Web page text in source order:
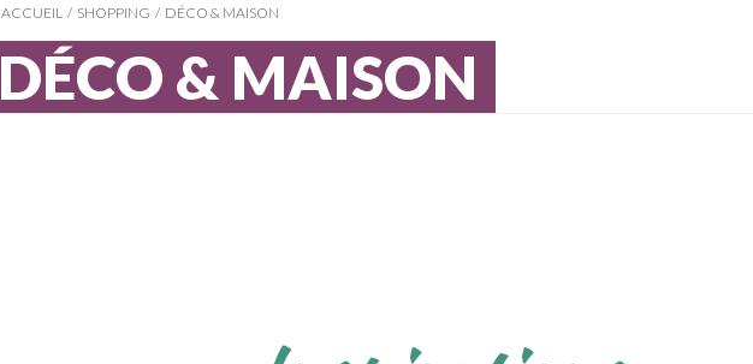
ACCUEIL SHOPPING DÉCO & MAISON
DÉCO & MAISON